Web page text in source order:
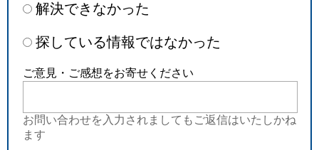
解決できなかった
探している情報ではなかった
ご意見・ご感想をお寄せください
お問い合わせを入力されましてもご返信はいたしかね
ます